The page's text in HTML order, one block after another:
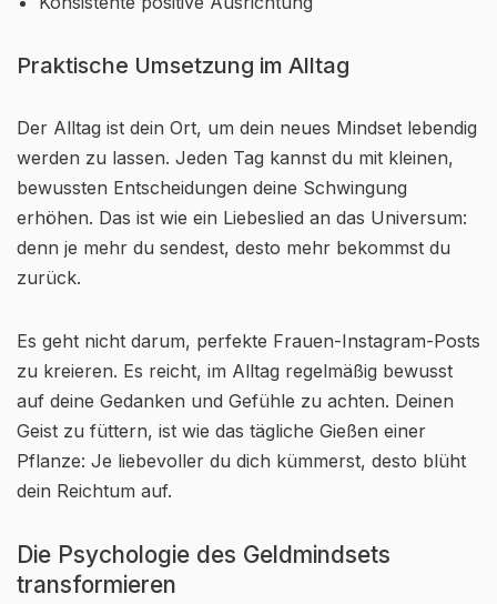
Praktische Umsetzung im Alltag
Der Alltag ist dein Ort, um dein neues Mindset lebendig
werden zu lassen. Jeden Tag kannst du mit kleinen,
bewussten Entscheidungen deine Schwingung
erhöhen. Das ist wie ein Liebeslied an das Universum:
denn je mehr du sendest, desto mehr bekommst du
zurück.
Es geht nicht darum, perfekte Frauen-Instagram-Posts
zu kreieren. Es reicht, im Alltag regelmäßig bewusst
auf deine Gedanken und Gefühle zu achten. Deinen
Geist zu füttern, ist wie das tägliche Gießen einer
Pflanze: Je liebevoller du dich kümmerst, desto blüht
dein Reichtum auf.
Die Psychologie des Geldmindsets
transformieren